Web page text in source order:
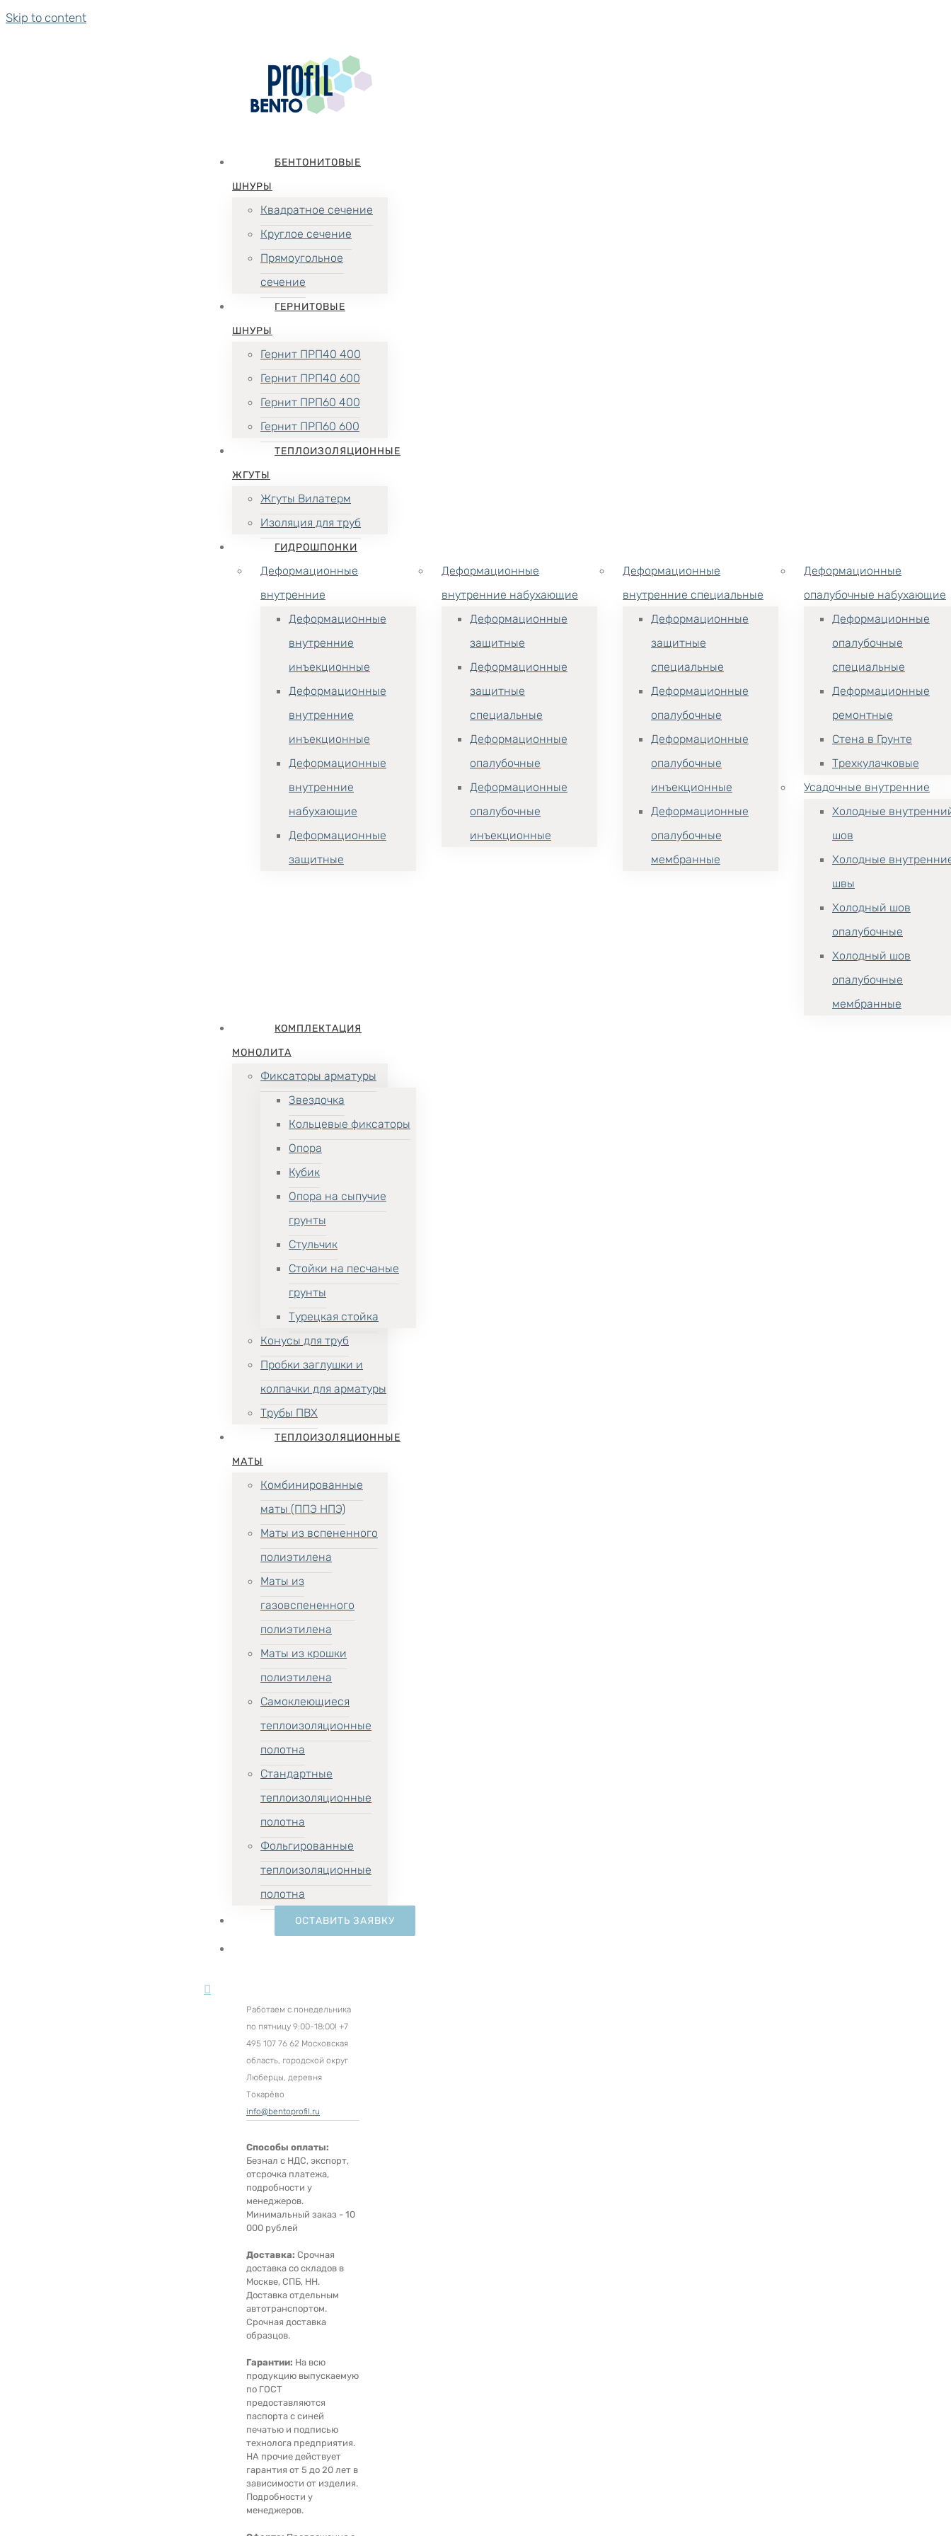
Skip to content
БЕНТОНИТОВЫЕ
ШНУРЫ
Квадратное сечение
Круглое сечение
Прямоугольное
сечение
ГЕРНИТОВЫЕ
ШНУРЫ
Гернит ПРП40 400
Гернит ПРП40 600
Гернит ПРП60 400
Гернит ПРП60 600
ТЕПЛОИЗОЛЯЦИОННЫЕ
ЖГУТЫ
Жгуты Вилатерм
Изоляция для труб
ГИДРОШПОНКИ
Деформационные
внутренние
Деформационные
внутренние
инъекционные
Деформационные
внутренние
инъекционные
Деформационные
внутренние
набухающие
Деформационные
защитные
Деформационные
внутренние набухающие
Деформационные
защитные
Деформационные
защитные
специальные
Деформационные
опалубочные
Деформационные
опалубочные
инъекционные
Деформационные
внутренние специальные
Деформационные
защитные
специальные
Деформационные
опалубочные
Деформационные
опалубочные
инъекционные
Деформационные
опалубочные
мембранные
Деформационные
опалубочные набухающие
Деформационные
опалубочные
специальные
Деформационные
ремонтные
Стена в Грунте
Трехкулачковые
Усадочные внутренние
Холодные
шов
Холодные
швы
Холодный шов
опалубочные
Холодный шов
опалубочные
мембранные
КОМПЛЕКТАЦИЯ
МОНОЛИТА
Фиксаторы арматуры
Звездочка
Кольцевые фиксаторы
Опора
Кубик
Опора на сыпучие
грунты
Стульчик
Стойки на песчаные
грунты
Турецкая стойка
Конусы для труб
Пробки заглушки и
колпачки для арматуры
Трубы ПВХ
ТЕПЛОИЗОЛЯЦИОННЫЕ
МАТЫ
Комбинированные
маты (ППЭ НПЭ)
Маты из вспененного
полиэтилена
Маты из
газовспененного
полиэтилена
Маты из крошки
полиэтилена
Самоклеющиеся
теплоизоляционные
полотна
Стандартные
теплоизоляционные
полотна
Фольгированные
теплоизоляционные
полотна
ОСТАВИТЬ ЗАЯВКУ
Работаем с понедельника
по пятницу 9:00-18:00! +7
495 107 76 62 Московская
область, городской округ
Люберцы, деревня
Токарёво
info@bentoprofil.ru
Способы оплаты:
Безнал с НДС, экспорт,
отсрочка платежа,
подробности у
менеджеров.
Минимальный заказ - 10
000 рублей
Доставка: Срочная
доставка со складов в
Москве, СПБ, НН.
Доставка отдельным
автотранспортом.
Срочная доставка
образцов.
Гарантии: На всю
продукцию выпускаемую
по ГОСТ
предоставляются
паспорта с синей
печатью и подписью
технолога предприятия.
НА прочие действует
гарантия от 5 до 20 лет в
зависимости от изделия.
Подробности у
менеджеров.